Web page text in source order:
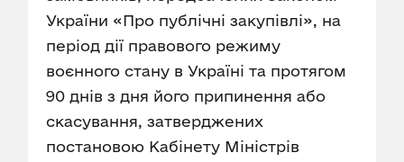
України «Про публічні закупівлі», на
період дії правового режиму
воєнного стану в Україні та протягом
90 днів з дня його припинення або
скасування, затверджених
постановою Кабінету Міністрів